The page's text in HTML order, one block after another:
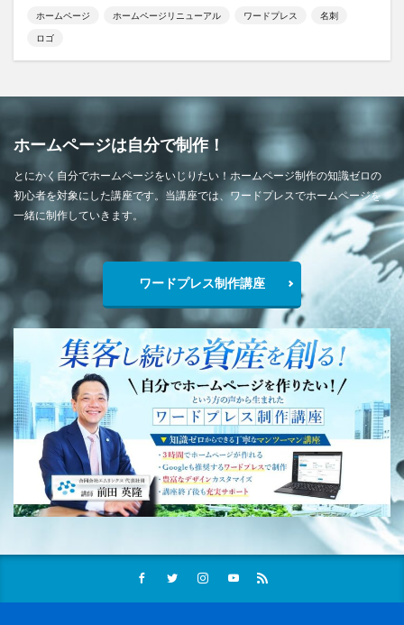
ホームページ ホームページリニューアル ワードプレス 名刺
ロゴ
ホームページは自分で制作！
とにかく自分でホームページをいじりたい！ホームページ制作の知識ゼロの
初心者を対象にした講座です。当講座では、ワードプレスでホームページを
一緒に制作していきます。
ワードプレス制作講座